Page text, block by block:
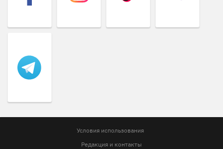
Условия использования
Редакция и контакты